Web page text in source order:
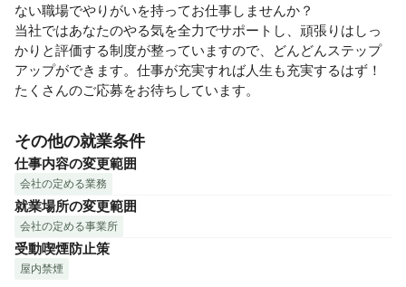
ない職場でやりがいを持ってお仕事しませんか？
当社ではあなたのやる気を全力でサポートし、頑張りはしっ
かりと評価する制度が整っていますので、どんどんステップ
アップができます。仕事が充実すれば人生も充実するはず！
たくさんのご応募をお待ちしています。
その他の就業条件
仕事内容の変更範囲
会社の定める業務
就業場所の変更範囲
会社の定める事業所
受動喫煙防止策
屋内禁煙